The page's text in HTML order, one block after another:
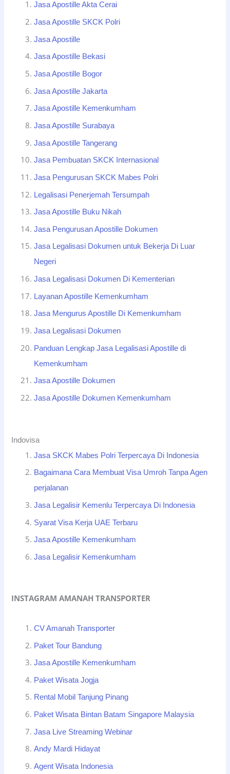
Jasa Apostille Akta Cerai
Jasa Apostille SKCK Polri
Jasa Apostille
Jasa Apostille Bekasi
Jasa Apostille Bogor
Jasa Apostille Jakarta
Jasa Apostille Kemenkumham
Jasa Apostille Surabaya
Jasa Apostille Tangerang
Jasa Pembuatan SKCK Internasional
Jasa Pengurusan SKCK Mabes Polri
Legalisasi Penerjemah Tersumpah
Jasa Apostille Buku Nikah
Jasa Pengurusan Apostille Dokumen
Jasa Legalisasi Dokumen untuk Bekerja Di Luar
Negeri
Jasa Legalisasi Dokumen Di Kementerian
Layanan Apostille Kemenkumham
Jasa Mengurus Apostille Di Kemenkumham
Jasa Legalisasi Dokumen
Panduan Lengkap Jasa Legalisasi Apostille di
Kemenkumham
Jasa Apostille Dokumen
Jasa Apostille Dokumen Kemenkumham
Indovisa
Jasa SKCK Mabes Polri Terpercaya Di Indonesia
Bagaimana Cara Membuat Visa Umroh Tanpa Agen
perjalanan
Jasa Legalisir Kemenlu Terpercaya Di Indonesia
Syarat Visa Kerja UAE Terbaru
Jasa Apostille Kemenkumham
Jasa Legalisir Kemenkumham
INSTAGRAM AMANAH TRANSPORTER
CV Amanah Transporter
Paket Tour Bandung
Jasa Apostille Kemenkumham
Paket Wisata Jogja
Rental Mobil Tanjung Pinang
Paket Wisata Bintan Batam Singapore Malaysia
Jasa Live Streaming Webinar
Andy Mardi Hidayat
Agent Wisata Indonesia